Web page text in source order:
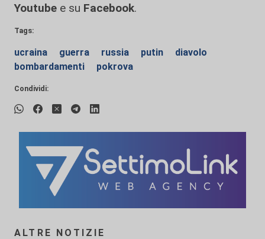
Youtube e su Facebook.
Tags:
ucraina guerra russia putin
diavolo
bombardamenti
pokrova
Condividi:
ALTRE NOTIZIE